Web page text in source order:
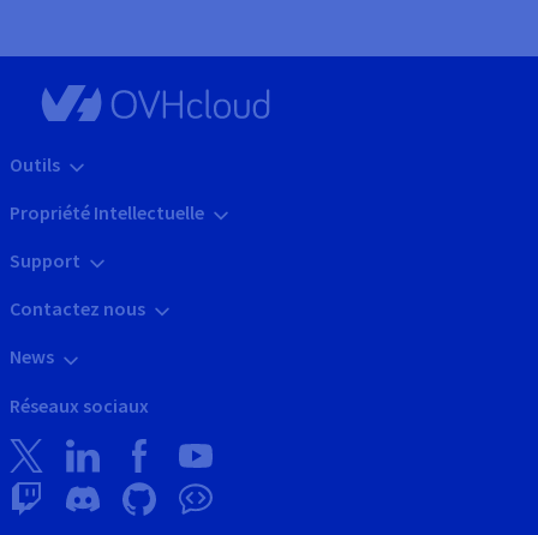
Outils
Propriété Intellectuelle
Support
Contactez nous
News
Réseaux sociaux